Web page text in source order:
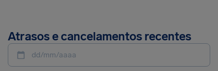
Atrasos e cancelamentos recentes
dd/mm/aaaa